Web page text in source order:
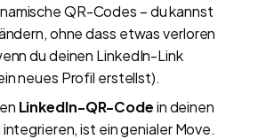
QR-Codes – du kannst
ohne dass etwas verloren
du deinen LinkedIn-Link
neues Profil erstellst).
LinkedIn-QR-Codein deinen
ist ein genialer Move.